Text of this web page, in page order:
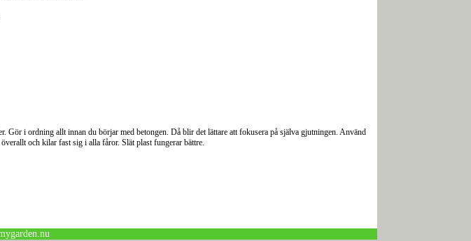
Gör i ordning allt innan du börjar med betongen. Då blir det lättare att fokusera på själva gjutningen. Använd
och kilar fast sig i alla fåror. Slät plast fungerar bättre.